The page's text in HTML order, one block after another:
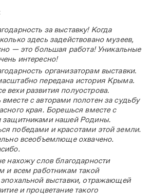
за выставку! Когда
здесь задействовано музеев,
— это большая работа! Уникальные
интересно!
организаторам выставки.
передана история Крыма.
развития полуострова.
с авторами полотен за судьбу
края. Борешься вместе с
защитниками нашей Родины.
победами и красотами этой земли.
всеобъемлюще охвачено.
нахожу слов благодарности
и всем работникам такой
выставки, отражающей
и процветание такого